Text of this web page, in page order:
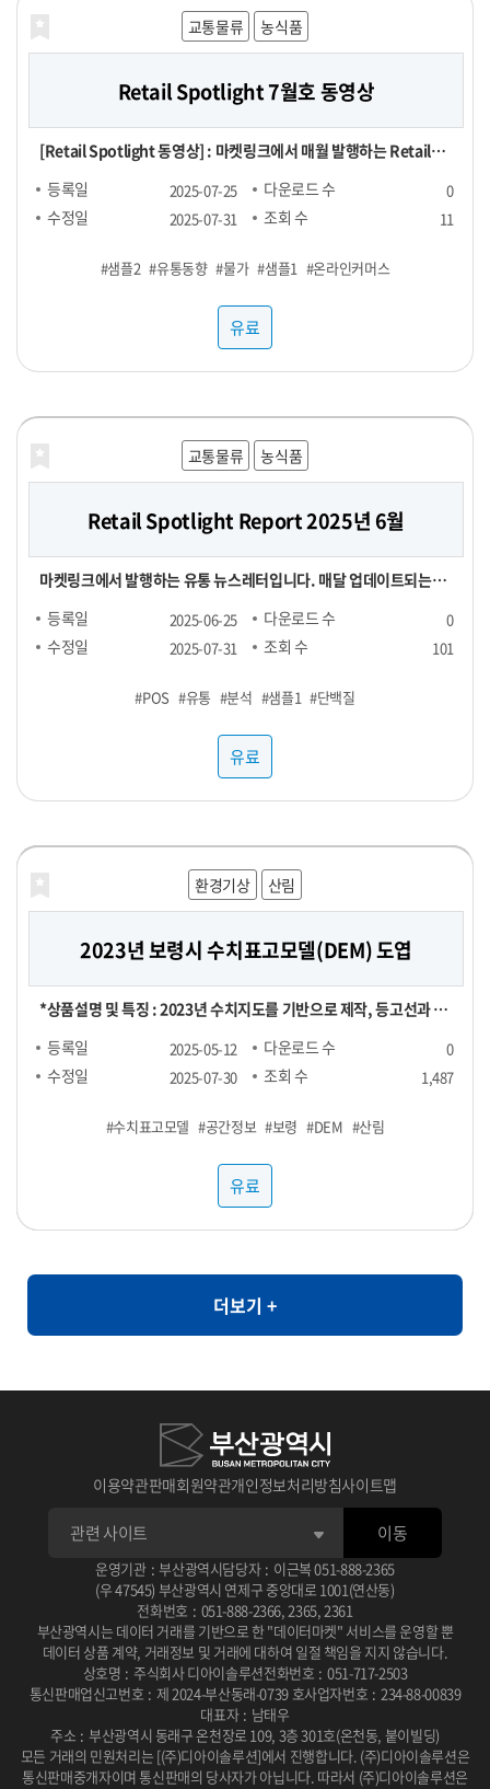
교통물류 농식품
Retail Spotlight 7월호 동영상
[Retail Spotlight 동영상] : 마켓링크에서 매월 발행하는 Retail
Spotlight 7월호 자료를 동영상으로 제작한 파일
등록일 2025-07-25 다운로드 수 0
수정일 2025-07-31 조회 수 11
#샘플2 #유통동향 #물가 #샘플1 #온라인커머스
유료
교통물류 농식품
Retail Spotlight Report 2025년 6월
마켓링크에서 발행하는 유통 뉴스레터입니다. 매달 업데이트되는
Retail Spotlight Report를 통해 최신 비즈니스 소식과 유용한 정
보를 전달해드립니다. -■ 25년 6월 분석 주제 : 단백질(프로틴) -■
KAD(Key Account Data) - KADA(Key Account Data
등록일 2025-06-25 다운로드 수 0
수정일 2025-07-31 조회 수 101
#POS #유통 #분석 #샘플1 #단백질
유료
해양농축수산 농식품
대형마트 농산물 실구매 영수증 데이터
실구매 영수증 기반 대형마트 농산물(과일, 채소) 소비 데이터 - 기간
및 용량에 따라 가격 협의 - 구매 가능 기간 : 24년 1월 ~ - 구매 채널 :
대형마트 - 주요 컬럼 : 영수증_이름, 회원_번호, 성별, 연령대, 구매
(과일, 채소) 구매가 포함된 영수증 RAW DATA로, 바스켓 분석 등에
등록일 2025-06-25 다운로드 수 0
수정일 2025-07-31 조회 수 129
#농산물 #대형마트 #영수증 #과일 #채소
유료
재정금융 농식품
신용카드 채널별 TOP 100 SKU
[신용카드 결제 데이터] ▶ 채널별 TOP 100 SKU : 29,000원 ▶
RAW 형 데이터 : 5,000,000원 채널 : 네이버, 오아시스마켓, 자연드
림, 컬리, 쿠팡 기간 : 25년 1월 ~ FACT : 매출수량 기준 TOP 100
등록일 2025-06-24 다운로드 수 0
수정일 2025-07-31 조회 수 92
#샘플3 #카드 #샘플1 #샘플2 #샘플4
유료
재정금융 농식품
영수증 이미지 데이터
[영수증 이미지 데이터 장당 100원] 채널 : 대형마트, 편의점 기간 :
24년 1월 ~ ※온라인, 오프라인 모두 포함되어있으며 사진마다 화질
이 다를 수 있음
등록일 2025-06-24 다운로드 수 0
수정일 2025-07-31 조회 수 107
#샘플1 #샘플4 #영수증 #샘플3 #샘플2
유료
해양농축수산 농식품
전국 지역별 외식 물가
[POS 기반 전국 지역별 외식 물가 데이터] - 1개월 기준 -- 집계형 (지
역별 메뉴 최저가, 최고가, 중앙값, Q1, Q3 값) : 업종당 9만 9천원 --
RAW : 500만원 *협의 -- 지역 구분 : 전국 17개 광역시도 -- 업종 구
찌개, 된장찌개, 삼계탕 설렁탕, 짜장면, 짬뽕, 칼국수 ▷ 카페 : 바닐
라라떼(HOT), 바닐라라떼(ICE), 스무디, 아메리카노(HOT), 아메
리카노(ICE), 에이드, 카라멜마끼아또(HOT), 카라멜마끼아또
(ICE) ▷ 분식 : 김밥(야채), 김밥(참치), 김밥(치즈), 돈까스, 떡볶이,
등록일 2025-06-24 다운로드 수 0
수정일 2025-07-31 조회 수 106
#외식 #샘플2 #물가 #샘플1 #샘플3
유료
보건의료 라이프로그
[합성] HTB 스트레스 진단데이터
본 데이터는 "헬스브릿지"의 "스트레스 진단데이터"를 기반으로,
GAN(적대적 생성 신경망, Generative Adversarial Networks)
모델을 활용하여 생성한 가상의 합성데이터입니다. 합성데이터는 개
니고 있어 임상 연구 및 의료 알고리즘 개발에 적합합니다. 본 데이터
셋은 개인정보 보호 및 연구 목적을 위해 합성데이터(Synthetic
Data) 기법을 기반으로 생성되었습니다. 합성데이터는 실제 데이터
운 분석이 가능하도록 설계되었습니다. 특히 의료/보건/사회 데이터
와 같이 민감한 정보의 활용도가 제한되는 환경에서도 안전하게 고품
질의 데이터 분석을 지원할 수 있습니다. [개요] - 한국인의 자가 정신
유형 코드 - 자기진단 우울 - 자기진단 불안 - 자기진단 스트레스 - 자
기진단 외상후점수 - 상담사 진단 우울 - 상담사 진단 불안 - 상담사 진
에서 주요우울장애 선별을 위한 PHQ-2/PHQ-9 연속선별검사의 유
용성 연구 목적: 일차의료 환경에서 PHQ-2와 PHQ-9를 연속적으로
사용하는 선별검사의 효율성과 정확성을 평가 사용 데이터: 2010년
2월부터 6월까지 일개 대학병원 외래환자 201명을 대상으로 PHQ-
2, PHQ-9, BDI 설문조사 및 DSM-IV 기준에 따른 주치의 면담 주요
결과: PHQ-2/PHQ-9 연속선별검사는 단독 시행보다 진단 정확도가
높고 소요 시간이 적어 일차진료에서 우울증 선별에 유용한 도구로
확인됨 DOI / 링크: 논문 보기 � 뇌교육 기반 명상과 응용근신경학
등록일 2025-06-07 다운로드 수 1
수정일 2025-07-29 조회 수 89
#PTSD #스트레스 #우울 #불안 #합성데이터 #정신건강
유료
환경기상 산림
2023년 보령시 수치표고모델(DEM) 도엽
*상품설명 및 특징 : 2023년 수치지도를 기반으로 제작, 등고선과 표
고점을 활용했은며, 등고오류와 표고오류를 수정 *기간 및 범위 :
2023년 1월 ~ 2023년 12월 *컬럼정보 : 비정형이미지로 칼럼정보
예제 : 각종 GIS시스템 및 서비스 구축 *제한: 본자료는 민간 대상 공
개제한자료로서 민간에 제공할 수 없습니다. *국가공간정보기본법
에 따른 비공개 데이터이므로 민간에게는 판매할 수 없습니다. 공공
등록일 2025-05-12 다운로드 수 0
수정일 2025-07-30 조회 수 1,487
#수치표고모델 #공간정보 #보령 #DEM #산림
유료
더보기 +
이용약관판매회원약관개인정보처리방침사이트맵
운영기관 : 부산광역시담당자 : 이근복051-888-2365
(우 47545) 부산광역시 연제구 중앙대로 1001(연산동)
전화번호 : 051-888-2366, 2365, 2361
부산광역시는 데이터 거래를 기반으로 한 "데이터마켓" 서비스를 운영할 뿐
데이터 상품 계약, 거래정보 및 거래에 대하여 일절 책임을 지지 않습니다.
상호명 : 주식회사 디아이솔루션전화번호 : 051-717-2503
통신판매업신고번호 : 제 2024-부산동래-0739 호사업자번호 : 234-88-00839
대표자 : 남태우
주소 : 부산광역시 동래구 온천장로 109, 3층 301호(온천동, 붙이빌딩)
모든 거래의 민원처리는 [(주)디아이솔루션]에서 진행합니다. (주)디아이솔루션은
통신판매중개자이며 통신판매의 당사자가 아닙니다. 따라서 (주)디아이솔루션은
이동